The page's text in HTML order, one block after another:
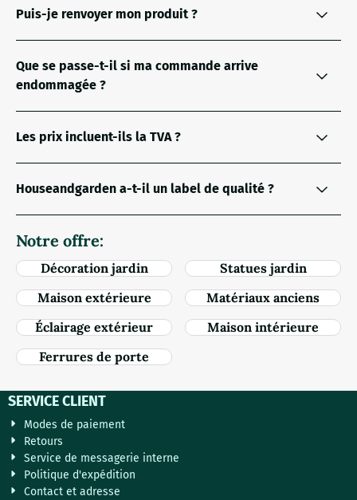
Puis-je renvoyer mon produit ?
Que se passe-t-il si ma commande arrive
endommagée ?
Les prix incluent-ils la TVA ?
Houseandgarden a-t-il un label de qualité ?
Notre offre:
Décoration jardin
Statues jardin
Maison extérieure
Matériaux anciens
Éclairage extérieur
Maison intérieure
Ferrures de porte
SERVICE CLIENT
Modes de paiement
Retours
Service de messagerie interne
Politique d'expédition
Contact et adresse